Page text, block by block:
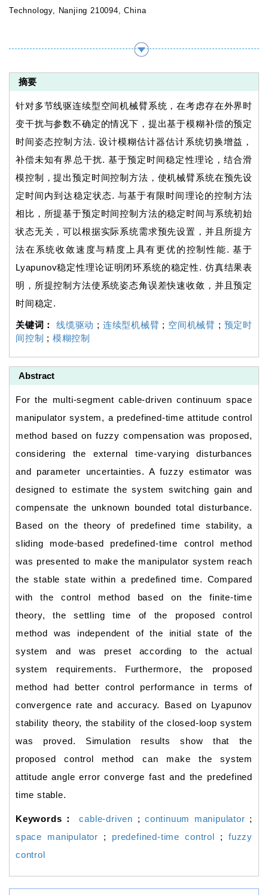
Technology, Nanjing 210094, China
摘要
针对多节线驱连续型空间机械臂系统，在考虑存在外界时
变干扰与参数不确定的情况下，提出基于模糊补偿的预定
时间姿态控制方法. 设计模糊估计器估计系统切换增益，
补偿未知有界总干扰. 基于预定时间稳定性理论，结合滑
模控制，提出预定时间控制方法，使机械臂系统在预先设
定时间内到达稳定状态. 与基于有限时间理论的控制方法
相比，所提基于预定时间控制方法的稳定时间与系统初始
状态无关，可以根据实际系统需求预先设置，并且所提方
法在系统收敛速度与精度上具有更优的控制性能. 基于
Lyapunov稳定性理论证明闭环系统的稳定性. 仿真结果表
明，所提控制方法使系统姿态角误差快速收敛，并且预定
时间稳定.
关键词： 线缆驱动 ; 连续型机械臂 ; 空间机械臂 ; 预定时
间控制 ; 模糊控制
Abstract
For the multi-segment cable-driven continuum space
manipulator system, a predefined-time attitude control
method based on fuzzy compensation was proposed,
considering the external time-varying disturbances
and parameter uncertainties. A fuzzy estimator was
designed to estimate the system switching gain and
compensate the unknown bounded total disturbance.
Based on the theory of predefined time stability, a
sliding mode-based predefined-time control method
was presented to make the manipulator system reach
the stable state within a predefined time. Compared
with the control method based on the finite-time
theory, the settling time of the proposed control
method was independent of the initial state of the
system and was preset according to the actual
system requirements. Furthermore, the proposed
method had better control performance in terms of
convergence rate and accuracy. Based on Lyapunov
stability theory, the stability of the closed-loop system
was proved. Simulation results show that the
proposed control method can make the system
attitude angle error converge fast and the predefined
time stable.
Keywords： cable-driven ; continuum manipulator ;
space manipulator ; predefined-time control ; fuzzy
control